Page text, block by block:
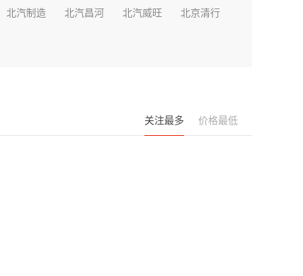
北汽制造 北汽昌河 北汽威旺 北京清行
关注最多 价格最低